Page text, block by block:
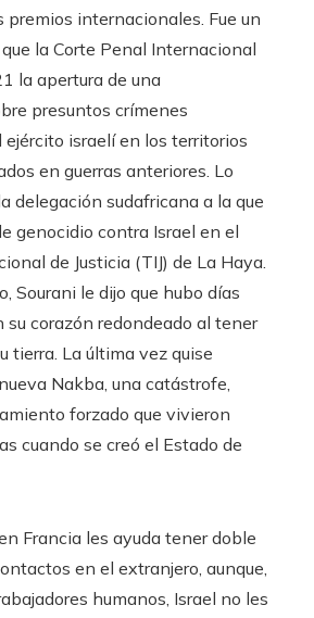
premios internacionales. Fue un
la Corte Penal Internacional
la apertura de una
presuntos crímenes
israelí en los territorios
en guerras anteriores. Lo
delegación sudafricana a la que
genocidio contra Israel en el
de Justicia (TIJ) de La Haya.
Sourani le dijo que hubo días
su corazón redondeado al tener
tierra. La última vez quise
Nakba, una catástrofe,
forzado que vivieron
cuando se creó el Estado de
Francia les ayuda tener doble
en el extranjero, aunque,
humanos, Israel no les